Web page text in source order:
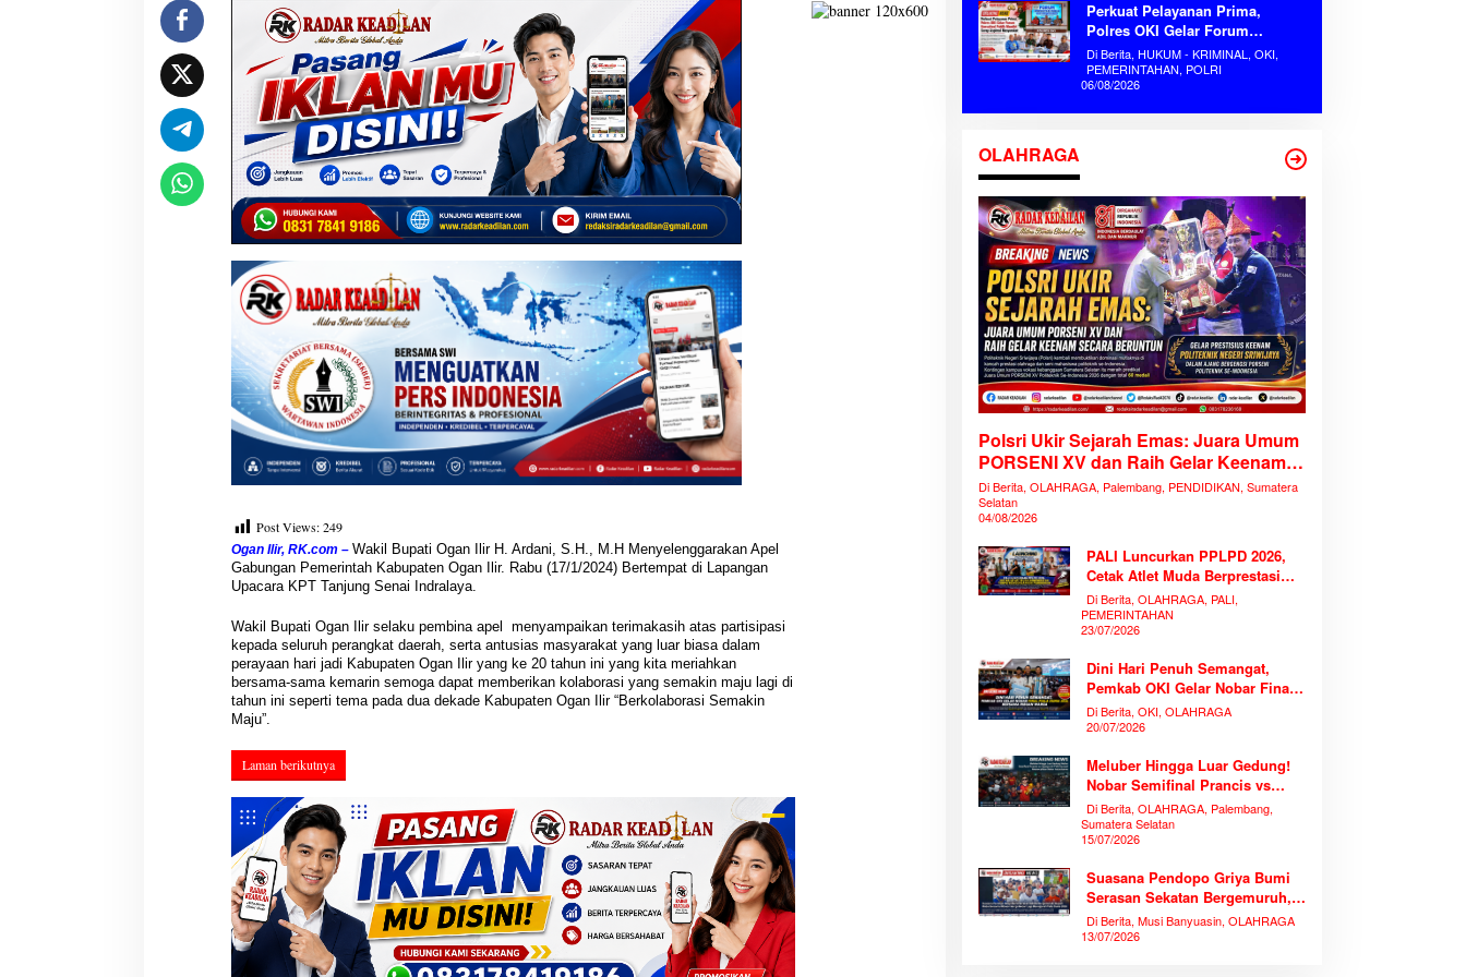
Post Views: 249
Ogan Ilir, RK.com – Wakil Bupati Ogan Ilir H. Ardani, S.H., M.H Menyelenggarakan Apel
Gabungan Pemerintah Kabupaten Ogan Ilir. Rabu (17/1/2024) Bertempat di Lapangan
Upacara KPT Tanjung Senai Indralaya.
Wakil Bupati Ogan Ilir selaku pembina apel menyampaikan terimakasih atas partisipasi
kepada seluruh perangkat daerah, serta antusias masyarakat yang luar biasa dalam
perayaan hari jadi Kabupaten Ogan Ilir yang ke 20 tahun ini yang kita meriahkan
bersama-sama kemarin semoga dapat memberikan kolaborasi yang semakin maju lagi di
tahun ini seperti tema pada dua dekade Kabupaten Ogan Ilir “Berkolaborasi Semakin
Maju”.
Laman berikutnya
Perkuat Pelayanan Prima,
Polres OKI Gelar Forum
Konsultasi Publik Mandiri Serap
Aspirasi Masyarakat
Di Berita, HUKUM - KRIMINAL, OKI,
PEMERINTAHAN, POLRI
06/08/2026
OLAHRAGA
Polsri Ukir Sejarah Emas: Juara Umum
PORSENI XV dan Raih Gelar Keenam
Secara Beruntun
Di Berita, OLAHRAGA, Palembang, PENDIDIKAN, Sumatera
Selatan
04/08/2026
PALI Luncurkan PPLPD 2026,
Cetak Atlet Muda Berprestasi
Tanpa Mengorbankan
Pendidikan
Di Berita, OLAHRAGA, PALI,
PEMERINTAHAN
23/07/2026
Dini Hari Penuh Semangat,
Pemkab OKI Gelar Nobar Final
Piala Dunia 2026 Bersama
Ribuan Warga
Di Berita, OKI, OLAHRAGA
20/07/2026
Meluber Hingga Luar Gedung!
Nobar Semifinal Prancis vs
Spanyol di TVRI Sumsel
Memecahkan Rekor Antusiasme
Di Berita, OLAHRAGA, Palembang,
Sumatera Selatan
15/07/2026
Suasana Pendopo Griya Bumi
Serasan Sekatan Bergemuruh,
Bupati Muba Bersama Ribuan
Warga Nobar Laga Bersejarah
Di Berita, Musi Banyuasin, OLAHRAGA
13/07/2026